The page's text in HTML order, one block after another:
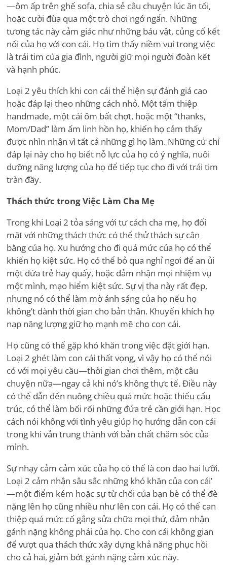
—ôm ấp trên ghế sofa, chia sẻ câu chuyện lúc ăn tối,
hoặc cười đùa qua một trò chơi ngớ ngẩn. Những
tương tác này cảm giác như những báu vật, củng cố kết
nối của họ với con cái. Họ tìm thấy niềm vui trong việc
là trái tim của gia đình, người giữ mọi người đoàn kết
và hạnh phúc.
Loại 2 yêu thích khi con cái thể hiện sự đánh giá cao
hoặc đáp lại theo những cách nhỏ. Một tấm thiệp
handmade, một cái ôm bất chợt, hoặc một“thanks,
Mom/Dad” làm ấm linh hồn họ, khiến họ cảm thấy
được nhìn nhận vì tất cả những gì họ làm. Những cử chỉ
đáp lại này cho họ biết nỗ lực của họ có ý nghĩa, nuôi
dưỡng năng lượng của họ để tiếp tục cho đi với trái tim
tràn đầy.
Thách thức trong Việc Làm Cha Mẹ
Trong khi Loại 2 tỏa sáng với tư cách cha mẹ, họ đối
mặt với những thách thức có thể thử thách sự cân
bằng của họ. Xu hướng cho đi quá mức của họ có thể
khiến họ kiệt sức. Họ có thể bỏ qua nghỉ ngơi để an ủi
một đứa trẻ hay quấy, hoặc đảm nhận mọi nhiệm vụ
một mình, mạo hiểm kiệt sức. Sự vị tha này rất đẹp,
nhưng nó có thể làm mờ ánh sáng của họ nếu họ
không’t dành thời gian cho bản thân. Khuyến khích họ
nạp năng lượng giữ họ mạnh mẽ cho con cái.
Họ cũng có thể gặp khó khăn trong việc đặt giới hạn.
Loại 2 ghét làm con cái thất vọng, vì vậy họ có thể nói
có với mọi yêu cầu—thời gian chơi thêm, một câu
chuyện nữa—ngay cả khi nó’s không thực tế. Điều này
có thể dẫn đến nuông chiều quá mức hoặc thiếu cấu
trúc, có thể làm bối rối những đứa trẻ cần giới hạn. Học
cách nói không với tình yêu giúp họ hướng dẫn con cái
trong khi vẫn trung thành với bản chất chăm sóc của
mình.
Sự nhạy cảm cảm xúc của họ có thể là con dao hai lưỡi.
Loại 2 cảm nhận sâu sắc những khó khăn của con cái’
—một điểm kém hoặc sự từ chối của bạn bè có thể đè
nặng lên họ cũng nhiều như lên con cái. Họ có thể can
thiệp quá mức cố gắng sửa chữa mọi thứ, đảm nhận
gánh nặng không phải của họ. Cho con cái không gian
để vượt qua thách thức xây dựng khả năng phục hồi
cho cả hai, giảm bớt gánh nặng cảm xúc này.